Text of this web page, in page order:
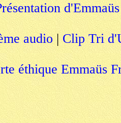
audio |Clip Tri
éthique Emmaüs